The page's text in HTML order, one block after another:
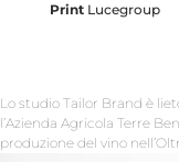
Print Lucegroup
Lo studio Tailor Brand è
l’Azienda Agricola Terre
produzione del vino